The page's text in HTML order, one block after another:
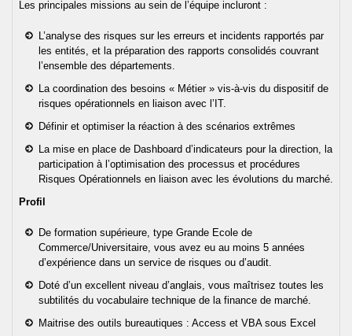
de qualité pour devenir trader.
Être diplômé du CIT, c’est s’ouvrir
les portes d’une carrière
prestigieuse dans la finance de
marché en se prévalant des
compétences et de l’expérience
recherchées par les recruteurs.
Calendrier du concours
Annales
L'admission à la formation de
trading du CIT est conditionnée
par la réussite au concours
épreuves sont conçues pour
candidats ceux possédant un
véritable potentiel pour devenir
un Trader d’exception.
Plusieurs sessions sont
organisées dans différentes
villes. Se référer au calendrier
Une formation Trading made in USA
ENSEIGNEMENT
Anglais de la finance pour trader
Anglais pour trader
Géopolitique
Informatique
Institute of Trading est un
véritable gage de qualité aux
yeux des recruteurs du monde de
compétences et de l’expérience
des diplômés du CIT.
conditionnée par la réussite aux
épreuves du programme de la
Trading School, mais également
par l’obtention de scores seuils
Quant
Gérant de portefeuille
Analyste financier
Offices
Le programme Devenir Trader du
CIT offre la possibilité d'obtenir
un diplôme riche en certifications.
Auteurs de publications et
finance, nos professeurs mettent
ces ouvrages à disposition des
étudiants en complément de la
Les productions des chercheurs
sont également présentées aux
étudiants afin que la scolarité au
derniers résultats de la
recherche, permettant
notamment leur mise en
Contact
Contatto
Les principales missions au sein de l’équipe incluront :
L’analyse des risques sur les erreurs et incidents rapportés par
les entités, et la préparation des rapports consolidés couvrant
l’ensemble des départements.
La coordination des besoins « Métier » vis-à-vis du dispositif de
risques opérationnels en liaison avec l’IT.
Définir et optimiser la réaction à des scénarios extrêmes
La mise en place de Dashboard d’indicateurs pour la direction, la
participation à l’optimisation des processus et procédures
Risques Opérationnels en liaison avec les évolutions du marché.
Profil
De formation supérieure, type Grande Ecole de
Commerce/Universitaire, vous avez eu au moins 5 années
d’expérience dans un service de risques ou d’audit.
Doté d’un excellent niveau d’anglais, vous maîtrisez toutes les
subtilités du vocabulaire technique de la finance de marché.
Maitrise des outils bureautiques : Access et VBA sous Excel